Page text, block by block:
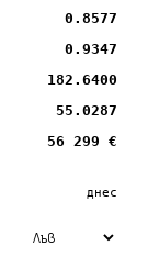
0.8577
0.9347
182.6400
55.0287
56 299 €
днес